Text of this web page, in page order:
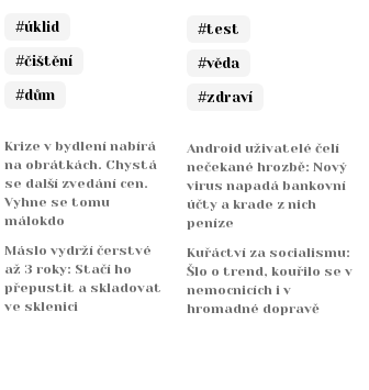
#úklid
#čištění
#dům
Krize v bydlení nabírá
na obrátkách. Chystá
se další zvedání cen.
Vyhne se tomu
málokdo
Máslo vydrží čerstvé
až 3 roky: Stačí ho
přepustit a skladovat
ve sklenici
#test
#věda
#zdraví
Android uživatelé čelí
nečekané hrozbě: Nový
virus napadá bankovní
účty a krade z nich
peníze
Kuřáctví za socialismu:
Šlo o trend, kouřilo se v
nemocnicích i v
hromadné dopravě